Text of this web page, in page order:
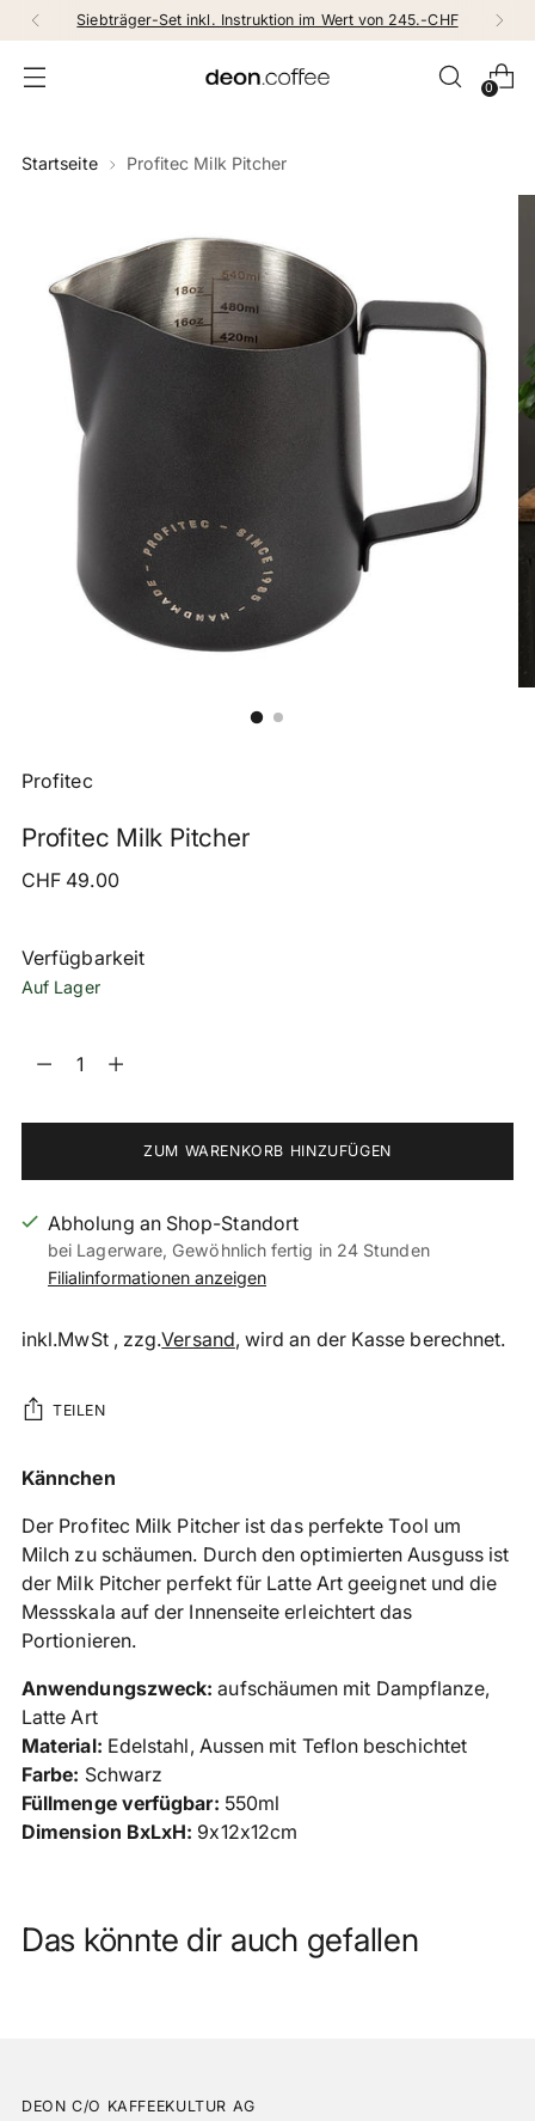
Siebträger-Set inkl. Instruktion im Wert von 245.-CHF
0
Startseite Profitec Milk Pitcher
Profitec
Profitec Milk Pitcher
Regulärer
CHF 49.00
Verfügbarkeit
Auf Lager
Menge
ZUM WARENKORB HINZUFÜGEN
Abholung an Shop-Standort
bei Lagerware, Gewöhnlich fertig in 24 Stunden
Filialinformationen anzeigen
inkl.MwSt , zzg.Versand, wird an der Kasse berechnet.
TEILEN
Produkt
den
Warenkorb
legen
Kännchen
Der Profitec Milk Pitcher ist das perfekte Tool um
Milch zu schäumen. Durch den optimierten Ausguss ist
der Milk Pitcher perfekt für Latte Art geeignet und die
Messskala auf der Innenseite erleichtert das
Portionieren.
Anwendungszweck: aufschäumen mit Dampflanze,
Latte Art
Material: Edelstahl, Aussen mit Teflon beschichtet
Farbe: Schwarz
Füllmenge verfügbar: 550ml
Dimension BxLxH: 9x12x12cm
Das könnte dir auch gefallen
DEON C/O KAFFEEKULTUR AG